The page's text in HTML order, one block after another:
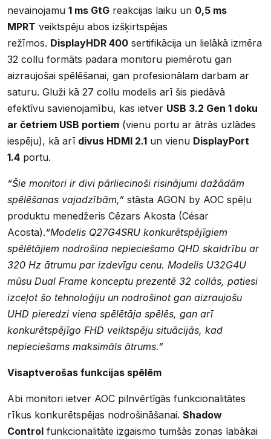
nevainojamu 1 ms GtG reakcijas laiku un 0,5 ms
MPRT veiktspēju abos izšķirtspējas
režīmos. DisplayHDR 400 sertifikācija un lielākā izmēra
32 collu formāts padara monitoru piemērotu gan
aizraujošai spēlēšanai, gan profesionālam darbam ar
saturu. Gluži kā 27 collu modelis arī šis piedāvā
efektīvu savienojamību, kas ietver USB 3.2 Gen 1 doku
ar četriem USB portiem (vienu portu ar ātrās uzlādes
iespēju), kā arī divus HDMI 2.1 un vienu DisplayPort
1.4 portu.
“Šie monitori ir divi pārliecinoši risinājumi dažādām
spēlēšanas vajadzībām,” stāsta AGON by AOC spēļu
produktu menedžeris Cēzars Akosta (César
Acosta).“Modelis Q27G4SRU konkurētspējīgiem
spēlētājiem nodrošina nepieciešamo QHD skaidrību ar
320 Hz ātrumu par izdevīgu cenu. Modelis U32G4U
mūsu Dual Frame konceptu prezentē 32 collās, patiesi
izceļot šo tehnoloģiju un nodrošinot gan aizraujošu
UHD pieredzi viena spēlētāja spēlēs, gan arī
konkurētspējīgo FHD veiktspēju situācijās, kad
nepieciešams maksimāls ātrums.”
Visaptverošas funkcijas spēlēm
Abi monitori ietver AOC pilnvērtīgās funkcionalitātes
rīkus konkurētspējas nodrošināšanai. Shadow
Control funkcionalitāte izgaismo tumšās zonas labākai